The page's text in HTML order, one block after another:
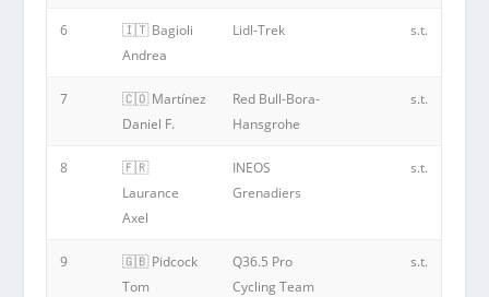
6
🇮🇹 Bagioli
Andrea
Lidl-Trek s.t.
7
🇨🇴 Martínez
Daniel F.
Red Bull-Bora-
Hansgrohe
s.t.
8
🇫🇷
Laurance
Axel
INEOS
Grenadiers
s.t.
9
🇬🇧 Pidcock
Tom
Q36.5 Pro
Cycling Team
s.t.